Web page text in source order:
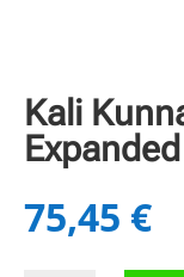
Kali
Expanded
75,45 €